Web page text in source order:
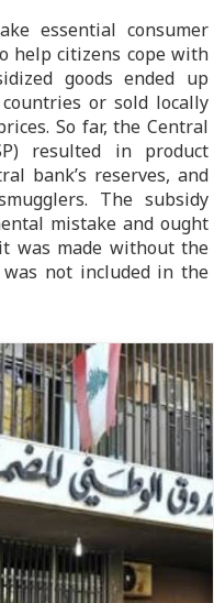
essential consumer
help citizens cope with
goods ended up
or sold locally
So far, the Central
resulted in product
bank’s reserves, and
The subsidy
mistake and ought
was made without the
not included in the